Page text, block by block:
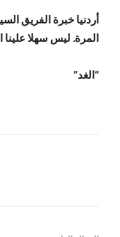
أردنيا خبرة الفريق
المرة. ليس سهلا
“الغد”